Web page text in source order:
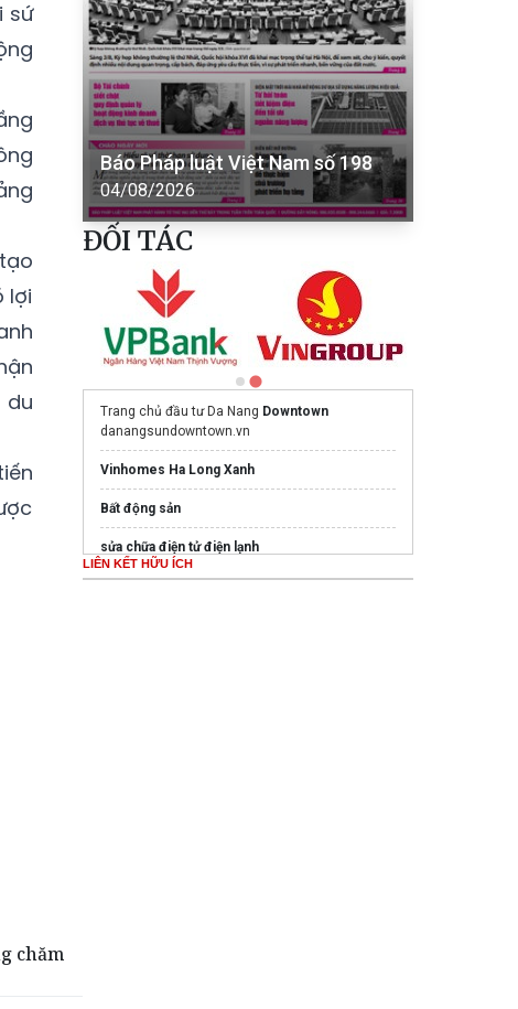
sứ
lợi
du
chăm
Báo Pháp luật Việt Nam số 198
04/08/2026
ĐỐI TÁC
Trang chủ đầu tư Da Nang Downtown
danangsundowntown.vn
Vinhomes Ha Long Xanh
Bất động sản
sửa chữa điện tử điện lạnh
LIÊN KẾT HỮU ÍCH